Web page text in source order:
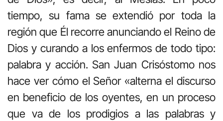
tiempo, su fama se extendió por toda la
región que Él recorre anunciando el Reino de
Dios y curando a los enfermos de todo tipo:
palabra y acción. San Juan Crisóstomo nos
hace ver cómo el Señor «alterna el discurso
en beneficio de los oyentes, en un proceso
que va de los prodigios a las palabras y